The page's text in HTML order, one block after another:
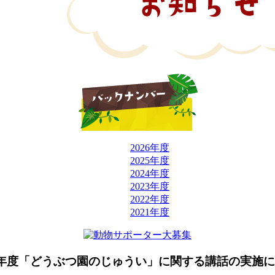
2026年度
2025年度
2024年度
2023年度
2022年度
2021年度
度「どうぶつ園のじゅうい」に関する講話の実施